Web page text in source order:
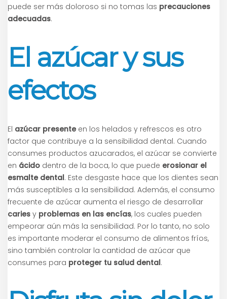
puede ser más doloroso si no tomas las precauciones
adecuadas.
El azúcar y sus
efectos
El azúcar presenteen los helados y refrescos es otro
factor que contribuye a la sensibilidad dental. Cuando
consumes productos azucarados, el azúcar se convierte
en ácido dentro de la boca, lo que puede erosionar el
esmalte dental. Este desgaste hace que los dientes sean
más susceptibles a la sensibilidad. Además, el consumo
frecuente de azúcar aumenta el riesgo de desarrollar
caries y problemas en las encías, los cuales pueden
empeorar aún más la sensibilidad. Por lo tanto, no solo
es importante moderar el consumo de alimentos fríos,
sino también controlar la cantidad de azúcar que
consumes para proteger tu salud dental.